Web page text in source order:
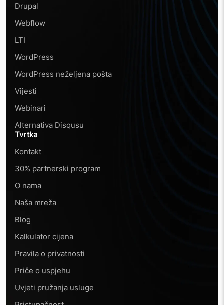
Drupal
Webflow
LTI
WordPress
WordPress neželjena pošta
Vijesti
Webinari
Alternativa Disqusu
Tvrtka
Kontakt
30% partnerski program
O nama
Naša mreža
Blog
Kalkulator cijena
Pravila o privatnosti
Priče o uspjehu
Uvjeti pružanja usluge